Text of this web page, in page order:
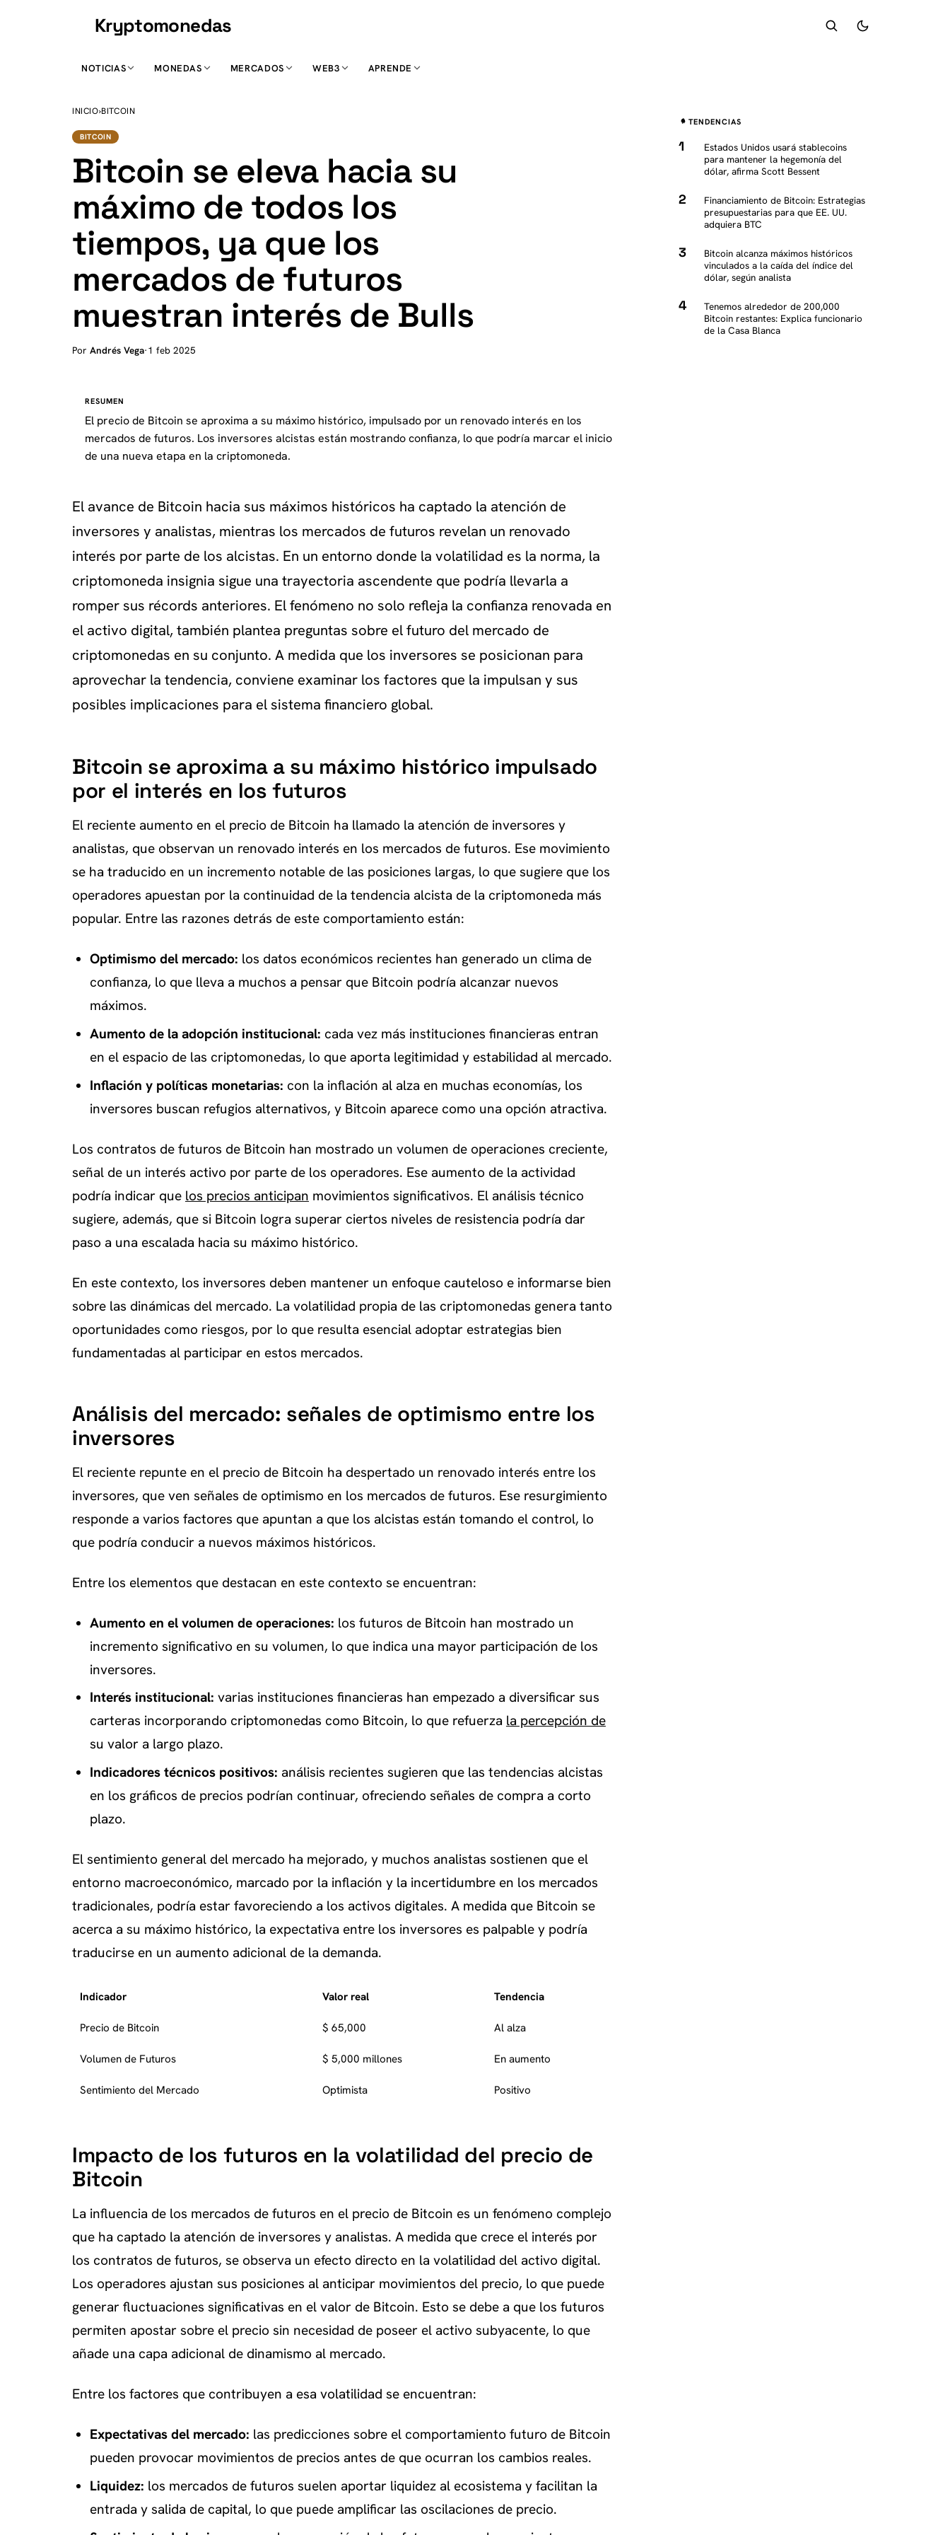
Kryptomonedas
NOTICIAS MONEDAS MERCADOS WEB3 APRENDE
INICIO›BITCOIN
BITCOIN
Bitcoin se eleva hacia su
máximo de todos los
tiempos, ya que los
mercados de futuros
muestran interés de Bulls
Por Andrés Vega·1 feb 2025
RESUMEN
El precio de Bitcoin se aproxima a su máximo histórico, impulsado por un renovado interés en los
mercados de futuros. Los inversores alcistas están mostrando confianza, lo que podría marcar el inicio
de una nueva etapa en la criptomoneda.
El avance de Bitcoin hacia sus máximos históricos ha captado la atención de
inversores y analistas, mientras los mercados de futuros revelan un renovado
interés por parte de los alcistas. En un entorno donde la volatilidad es la norma, la
criptomoneda insignia sigue una trayectoria ascendente que podría llevarla a
romper sus récords anteriores. El fenómeno no solo refleja la confianza renovada en
el activo digital, también plantea preguntas sobre el futuro del mercado de
criptomonedas en su conjunto. A medida que los inversores se posicionan para
aprovechar la tendencia, conviene examinar los factores que la impulsan y sus
posibles implicaciones para el sistema financiero global.
Bitcoin se aproxima a su máximo histórico impulsado
por el interés en los futuros
El reciente aumento en el precio de Bitcoin ha llamado la atención de inversores y
analistas, que observan un renovado interés en los mercados de futuros. Ese movimiento
se ha traducido en un incremento notable de las posiciones largas, lo que sugiere que los
operadores apuestan por la continuidad de la tendencia alcista de la criptomoneda más
popular. Entre las razones detrás de este comportamiento están:
Optimismo del mercado: los datos económicos recientes han generado un clima de
confianza, lo que lleva a muchos a pensar que Bitcoin podría alcanzar nuevos
máximos.
Aumento de la adopción institucional: cada vez más instituciones financieras entran
en el espacio de las criptomonedas, lo que aporta legitimidad y estabilidad al mercado.
Inflación y políticas monetarias: con la inflación al alza en muchas economías, los
inversores buscan refugios alternativos, y Bitcoin aparece como una opción atractiva.
Los contratos de futuros de Bitcoin han mostrado un volumen de operaciones creciente,
señal de un interés activo por parte de los operadores. Ese aumento de la actividad
podría indicar que los precios anticipan movimientos significativos. El análisis técnico
sugiere, además, que si Bitcoin logra superar ciertos niveles de resistencia podría dar
paso a una escalada hacia su máximo histórico.
En este contexto, los inversores deben mantener un enfoque cauteloso e informarse bien
sobre las dinámicas del mercado. La volatilidad propia de las criptomonedas genera tanto
oportunidades como riesgos, por lo que resulta esencial adoptar estrategias bien
fundamentadas al participar en estos mercados.
Análisis del mercado: señales de optimismo entre los
inversores
El reciente repunte en el precio de Bitcoin ha despertado un renovado interés entre los
inversores, que ven señales de optimismo en los mercados de futuros. Ese resurgimiento
responde a varios factores que apuntan a que los alcistas están tomando el control, lo
que podría conducir a nuevos máximos históricos.
Entre los elementos que destacan en este contexto se encuentran:
Aumento en el volumen de operaciones: los futuros de Bitcoin han mostrado un
incremento significativo en su volumen, lo que indica una mayor participación de los
inversores.
Interés institucional: varias instituciones financieras han empezado a diversificar sus
carteras incorporando criptomonedas como Bitcoin, lo que refuerza la percepción de
su valor a largo plazo.
Indicadores técnicos positivos: análisis recientes sugieren que las tendencias alcistas
en los gráficos de precios podrían continuar, ofreciendo señales de compra a corto
plazo.
El sentimiento general del mercado ha mejorado, y muchos analistas sostienen que el
entorno macroeconómico, marcado por la inflación y la incertidumbre en los mercados
tradicionales, podría estar favoreciendo a los activos digitales. A medida que Bitcoin se
acerca a su máximo histórico, la expectativa entre los inversores es palpable y podría
traducirse en un aumento adicional de la demanda.
Indicador Valor real Tendencia
Precio de Bitcoin $ 65,000 Al alza
Volumen de Futuros $ 5,000 millones En aumento
Sentimiento del Mercado Optimista Positivo
Impacto de los futuros en la volatilidad del precio de
Bitcoin
La influencia de los mercados de futuros en el precio de Bitcoin es un fenómeno complejo
que ha captado la atención de inversores y analistas. A medida que crece el interés por
los contratos de futuros, se observa un efecto directo en la volatilidad del activo digital.
Los operadores ajustan sus posiciones al anticipar movimientos del precio, lo que puede
generar fluctuaciones significativas en el valor de Bitcoin. Esto se debe a que los futuros
permiten apostar sobre el precio sin necesidad de poseer el activo subyacente, lo que
añade una capa adicional de dinamismo al mercado.
Entre los factores que contribuyen a esa volatilidad se encuentran:
Expectativas del mercado: las predicciones sobre el comportamiento futuro de Bitcoin
pueden provocar movimientos de precios antes de que ocurran los cambios reales.
Liquidez: los mercados de futuros suelen aportar liquidez al ecosistema y facilitan la
entrada y salida de capital, lo que puede amplificar las oscilaciones de precio.
TENDENCIAS
Estados Unidos usará stablecoins
para mantener la hegemonía del
dólar, afirma Scott Bessent
Financiamiento de Bitcoin: Estrategias
presupuestarias para que EE. UU.
adquiera BTC
Bitcoin alcanza máximos históricos
vinculados a la caída del índice del
dólar, según analista
Tenemos alrededor de 200,000
Bitcoin restantes: Explica funcionario
de la Casa Blanca